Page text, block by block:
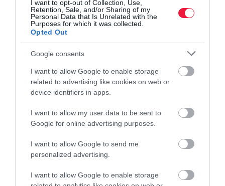
I want to opt-out of Collection, Use,
Retention, Sale, and/or Sharing of my
Personal Data that Is Unrelated with the
Purposes for which it was collected.
Opted Out
Google consents
I want to allow Google to enable storage
related to advertising like cookies on web or
device identifiers in apps.
I want to allow my user data to be sent to
Google for online advertising purposes.
I want to allow Google to send me
personalized advertising.
I want to allow Google to enable storage
szállásadói partnereihez kötődő ügyleteknél fordulhattak elő
digitális bankkártya-csalási kísérletek. A támadások nem a
biztonságosan működő…